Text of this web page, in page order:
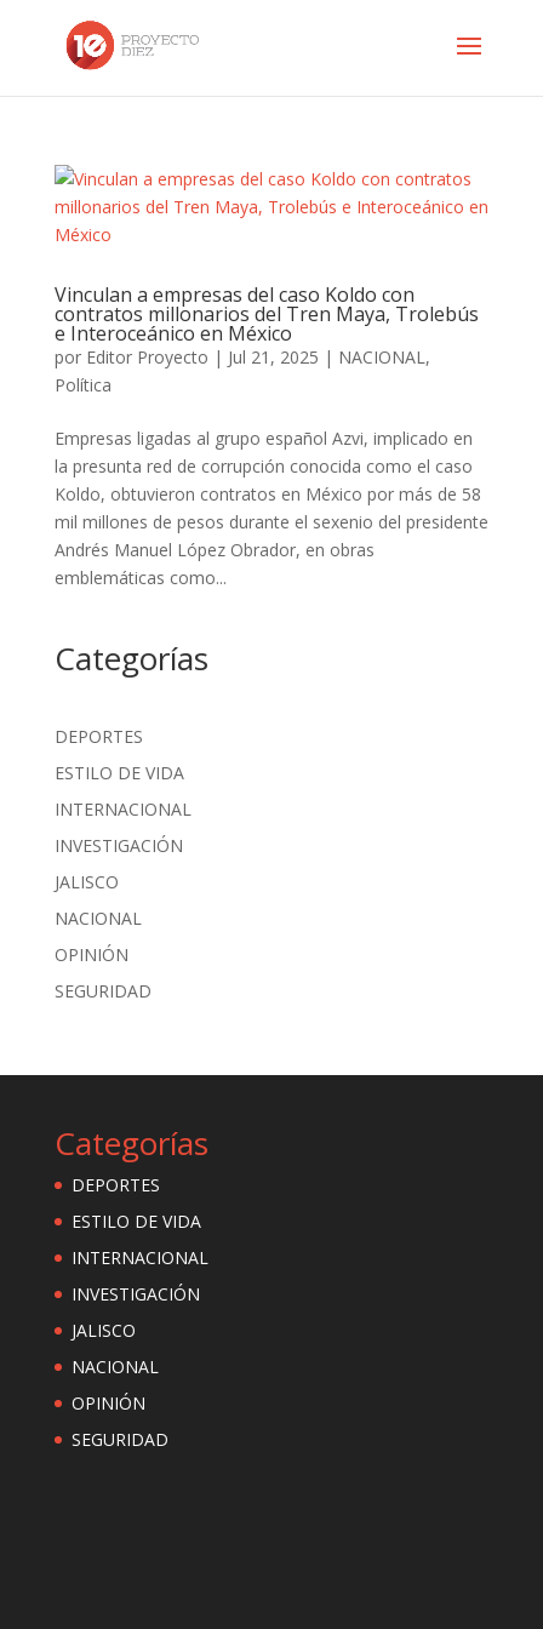
Vinculan a empresas del caso Koldo con
contratos millonarios del Tren Maya, Trolebús
e Interoceánico en México
por Editor Proyecto | Jul 21, 2025 | NACIONAL,
Política
Empresas ligadas al grupo español Azvi, implicado en
la presunta red de corrupción conocida como el caso
Koldo, obtuvieron contratos en México por más de 58
mil millones de pesos durante el sexenio del presidente
Andrés Manuel López Obrador, en obras
emblemáticas como...
Categorías
DEPORTES
ESTILO DE VIDA
INTERNACIONAL
INVESTIGACIÓN
JALISCO
NACIONAL
OPINIÓN
SEGURIDAD
Categorías
DEPORTES
ESTILO DE VIDA
INTERNACIONAL
INVESTIGACIÓN
JALISCO
NACIONAL
OPINIÓN
SEGURIDAD